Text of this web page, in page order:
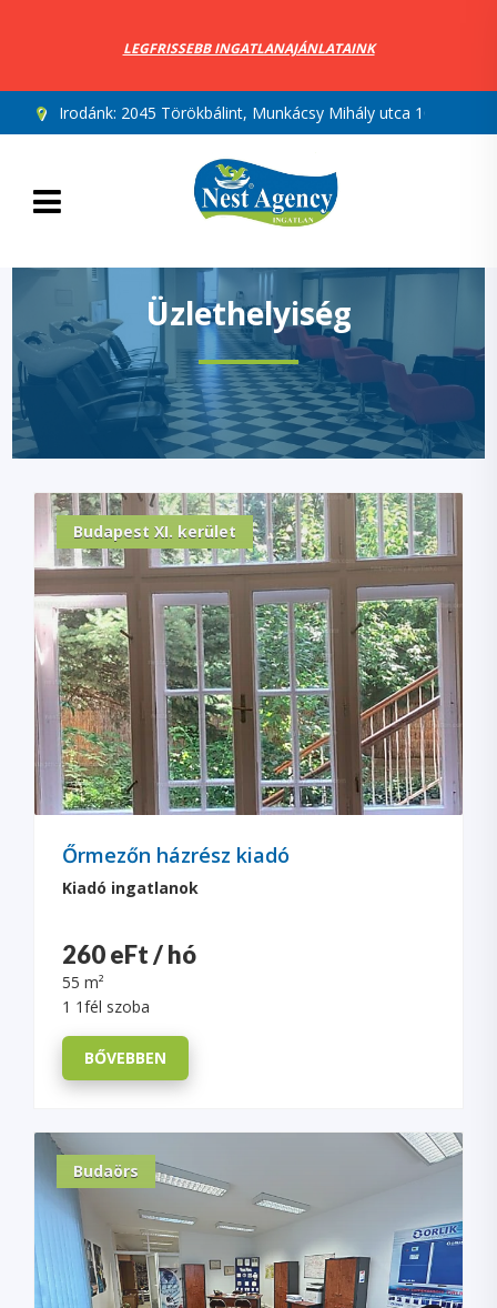
LEGFRISSEBB INGATLANAJÁNLATAINK
Irodánk: 2045 Törökbálint, Munkácsy Mihály utca 10.
Üzlethelyiség
Budapest XI. kerület
Őrmezőn házrész kiadó
Kiadó ingatlanok
260 eFt / hó
55 m²
1 1fél szoba
BŐVEBBEN
Budaörs